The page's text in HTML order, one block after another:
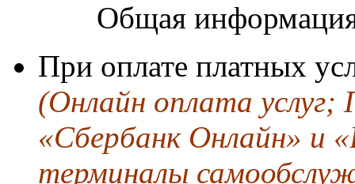
Общая
При оплате платных
(Онлайн оплата услуг;
«Сбербанк Онлайн» и
терминалы